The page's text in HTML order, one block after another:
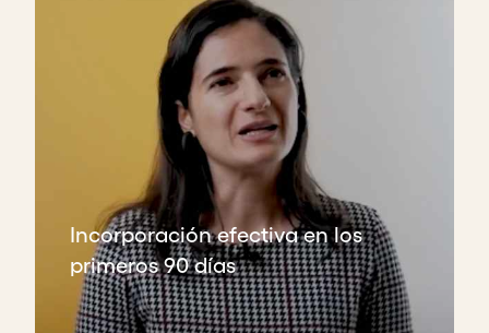
Incorporación efectiva en los
primeros 90 días